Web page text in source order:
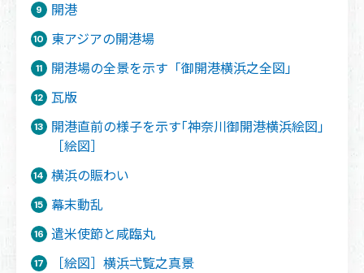
開港
東アジアの開港場
開港場の全景を示す「御開港横浜之全図」
瓦版
開港直前の様子を示す｢神奈川御開港横浜絵図｣
［絵図］
横浜の賑わい
幕末動乱
遣米使節と咸臨丸
［絵図］横浜弌覧之真景